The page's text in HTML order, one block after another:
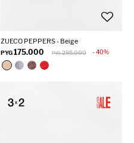
ZUECO PEPPERS - Beige
PYG175.000 PYG 295.000 40